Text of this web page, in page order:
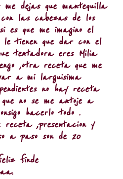
dejas que mantequilla
las cabezas de los
es que me imagino el
le tienen que dar con el
tentadora eres Milia
,otra receta que me
a mi larguisima
no hay receta
que no se me antoje a
hacerlo todo .
receta ,presentacion y
a paso son de 20
finde